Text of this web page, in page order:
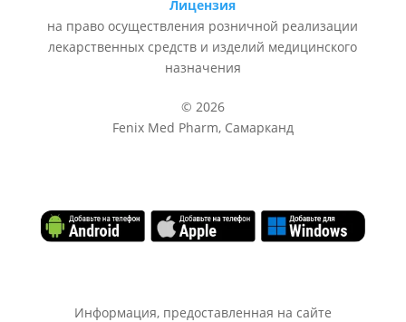
Лицензия
на право осуществления розничной реализации
лекарственных средств и изделий медицинского
назначения
© 2026
Fenix Med Pharm, Самарканд
Информация, предоставленная на сайте